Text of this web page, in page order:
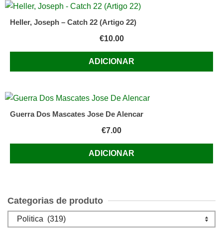
Heller, Joseph – Catch 22 (Artigo 22)
€10.00
ADICIONAR
Guerra Dos Mascates Jose De Alencar
€7.00
ADICIONAR
Categorias de produto